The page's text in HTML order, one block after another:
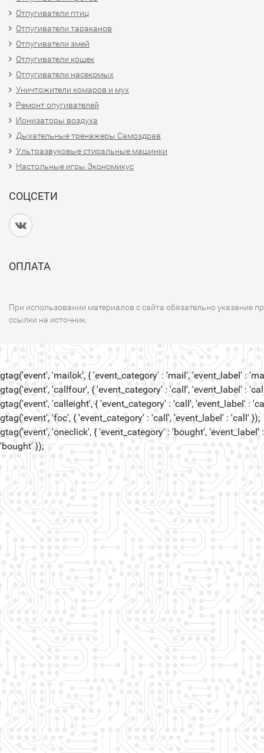
Отпугиватели птиц
Отпугиватели тараканов
Отпугиватели змей
Отпугиватели кошек
Отпугиватели насекомых
Уничтожители комаров и мух
Ремонт опугивателей
Ионизаторы воздуха
Дыхательные тренажеры Самоздрав
Ультразвуковые стиральные машинки
Настольные игры Экономикус
СОЦСЕТИ
ОПЛАТА
При использовании материалов с сайта обязательно указание
ссылки на источник.
gtag('event', 'mailok', { 'event_category' : 'mail', 'event_label' :
gtag('event', 'callfour', { 'event_category' : 'call', 'event_label' :
gtag('event', 'calleight', { 'event_category' : 'call', 'event_label' :
gtag('event', 'foc', { 'event_category' : 'call', 'event_label' : 'call' });
gtag('event', 'oneclick', { 'event_category' : 'bought', 'event_label' :
'bought' });